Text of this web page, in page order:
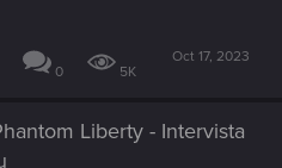
0 5K
Oct 17, 2023
Liberty - Intervista